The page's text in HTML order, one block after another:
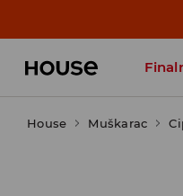
House Muškarac